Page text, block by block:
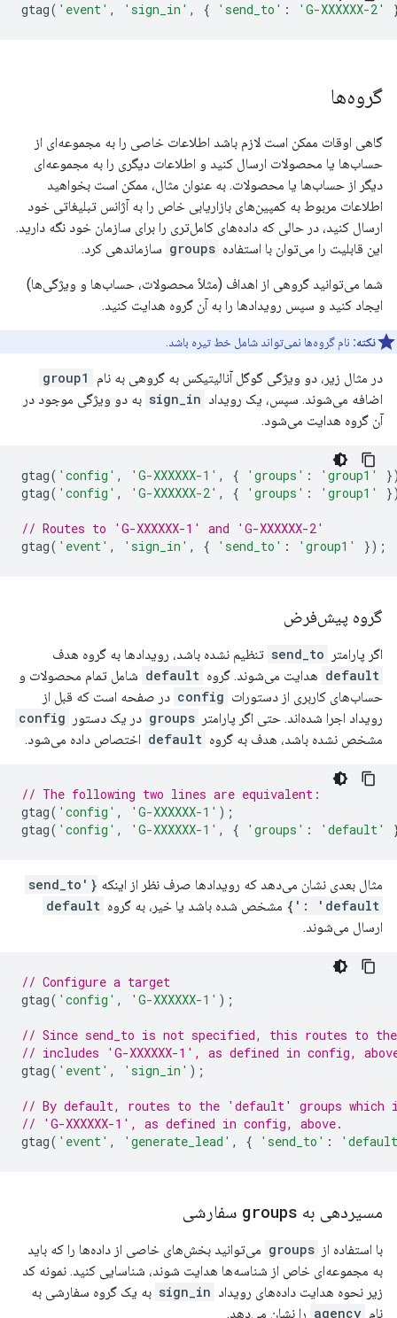
gtag( 'event' , 'sign_in' , { 'send_to' : 'G-XXXXXX-2'
گروه‌ها
گاهی اوقات ممکن است لازم باشد اطلاعات خاصی را به مجموعه‌ای از
حساب‌ها یا محصولات ارسال کنید و اطلاعات دیگری را به مجموعه‌ای
دیگر از حساب‌ها یا محصولات. به عنوان مثال، ممکن است بخواهید
اطلاعات مربوط به کمپین‌های بازاریابی خاص را به آژانس تبلیغاتی خود
ارسال کنید، در حالی که داده‌های کامل‌تری را برای سازمان خود نگه دارید.
این قابلیت را می‌توان با استفاده groups سازماندهی کرد.
شما می‌توانید گروهی از اهداف (مثلاً محصولات، حساب‌ها و ویژگی‌ها)
ایجاد کنید و سپس رویدادها را به آن گروه هدایت کنید.
نکته: نام گروه‌ها نمی‌تواند شامل خط تیره باشد.
در مثال زیر، دو ویژگی گوگل آنالیتیکس به گروهی به نام
group1
اضافه می‌شوند. سپس، یک رویداد sign_in به دو ویژگی موجود در
آن گروه هدایت می‌شود.
gtag( 'config' , 'G-XXXXXX-1' , { 'groups' : 'group1'
gtag( 'config' , 'G-XXXXXX-2' , { 'groups' : 'group1'
// Routes to 'G-XXXXXX-1' and 'G-XXXXXX-2'
gtag( 'event' , 'sign_in' , { 'send_to' : 'group1' });
گروه پیش‌فرض
اگر پارامتر send_to تنظیم نشده باشد، رویدادها به گروه هدف
default هدایت می‌شوند. گروه default شامل تمام محصولات و
حساب‌های کاربری از دستورات config در صفحه است که قبل از
رویداد اجرا شده‌اند. حتی اگر پارامتر groups در یک دستور
config
مشخص نشده باشد، هدف به گروه default اختصاص داده می‌شود.
// The following two lines are equivalent:
gtag( 'config' , 'G-XXXXXX-1' );
gtag( 'config' , 'G-XXXXXX-1' , { 'groups' : 'default'
مثال بعدی نشان می‌دهد که رویدادها صرف نظر از اینکه
{'send_to
: 'default'}
مشخص شده باشد یا خیر، به گروه default
ارسال می‌شوند.
// Configure a target
gtag( 'config' , 'G-XXXXXX-1' );
// Since send_to is not specified, this routes to
// includes 'G-XXXXXX-1', as defined in config,
gtag( 'event' , 'sign_in' );
// By default, routes to the 'default' groups which
// 'G-XXXXXX-1', as defined in config, above.
gtag( 'event' , 'generate_lead' , { 'send_to' :
مسیردهی به groups سفارشی
با استفاده از groups می‌توانید بخش‌های خاصی از داده‌ها را که باید
به مجموعه‌ای خاص از شناسه‌ها هدایت شوند، شناسایی کنید. نمونه کد
زیر نحوه هدایت داده‌های رویداد sign_in به یک گروه سفارشی به
نام agency را نشان می‌دهد.